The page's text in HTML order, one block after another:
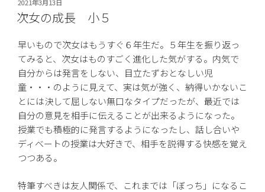
タ
ト
レ
ン
ズ
デ
ビ
ュ
ー”
の
投
稿
日:
2021年3月13日
次女の成長 小５
早いもので次女はもうすぐ６年生だ。５年生を振り返っ
てみると、次女はものすごく進化した気がする。内気で
自分からは発言をしない、目立たずおとなしい児
童・・・のように見えて、実は気が強く、納得いかないこ
とには決して屈しない無口なタイプだったが、最近では
自分の意見を相手に伝えることが出来るようになった。
授業でも積極的に発言するようになったし、話し合いや
ディベートの授業は大好きで、相手を説得する快感を覚え
つつある。
特筆すべきは友人関係で、これまでは「ぼっち」になるこ